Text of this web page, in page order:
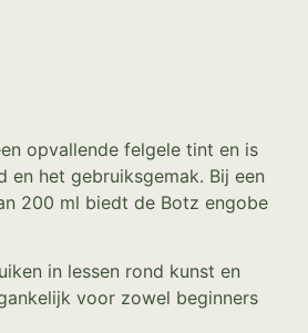
opvallende felgele tint en is
het gebruiksgemak. Bij een
200 ml biedt de Botz engobe
in lessen rond kunst en
voor zowel beginners